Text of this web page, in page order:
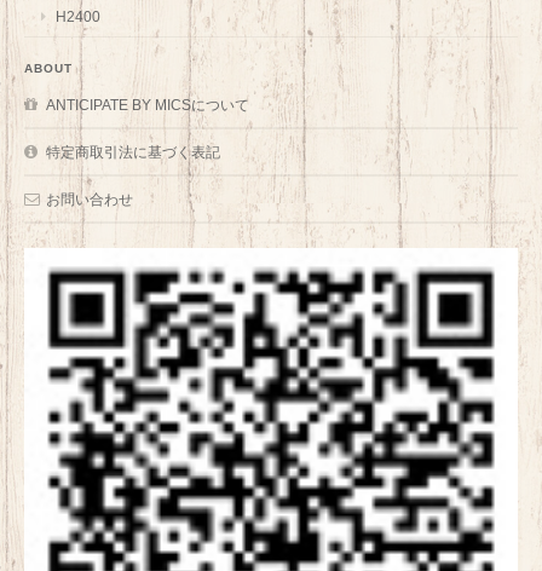
H2400
ABOUT
ANTICIPATE BY MICSについて
特定商取引法に基づく表記
お問い合わせ